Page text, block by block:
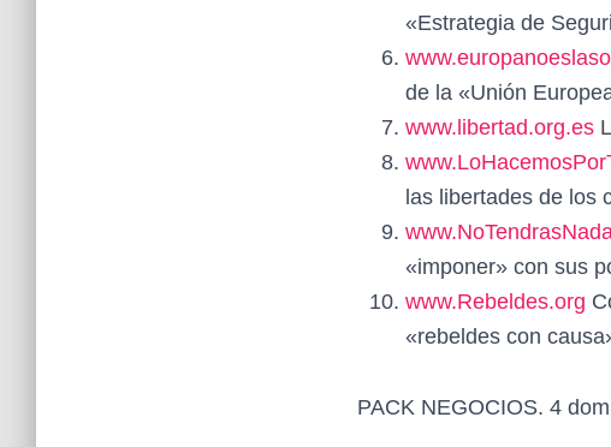
«Estrategia de
de la «Unión
www.libertad.org.es
las libertades de los
«imponer» con sus
www.Rebeldes.org
«rebeldes con
PACK NEGOCIOS. 4